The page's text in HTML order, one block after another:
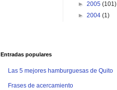
► 2005 (101)
► 2004 (1)
Entradas populares
Las 5 mejores hamburguesas de Quito
Frases de acercamiento